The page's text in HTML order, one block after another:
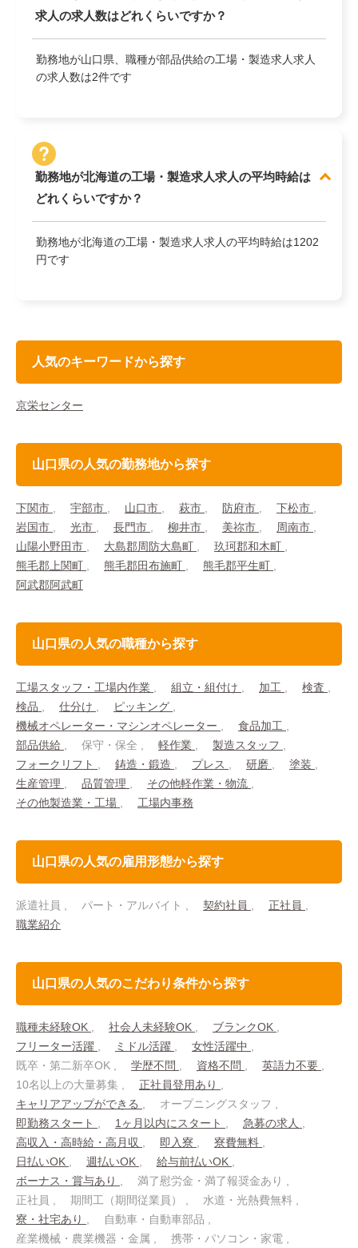
求人の求人数はどれくらいですか？
勤務地が山口県、職種が部品供給の工場・製造求人求人
の求人数は2件です
勤務地が北海道の工場・製造求人求人の平均時給は
どれくらいですか？
勤務地が北海道の工場・製造求人求人の平均時給は1202
円です
人気のキーワードから探す
京栄センター
山口県の人気の勤務地から探す
下関市 宇部市 山口市 萩市 防府市
下松市
岩国市
光市 長門市 柳井市 美祢市
周南市
山陽小野田市
大島郡周防大島町
玖珂郡和木町
熊毛郡上関町
熊毛郡田布施町
熊毛郡平生町
阿武郡阿武町
山口県の人気の職種から探す
工場スタッフ・工場内作業 組立・組付け 加工
検査
検品
仕分け
ピッキング
機械オペレーター・マシンオペレーター
食品加工
部品供給
保守・保全 軽作業
製造スタッフ
フォークリフト
鋳造・鍛造 プレス 研磨
塗装
生産管理
品質管理
その他軽作業・物流
その他製造業・工場
工場内事務
山口県の人気の雇用形態から探す
派遣社員 パート・アルバイト 契約社員
正社員
職業紹介
山口県の人気のこだわり条件から探す
職種未経験OK 社会人未経験OK
ブランクOK
フリーター活躍
ミドル活躍
女性活躍中
既卒・第二新卒OK
学歴不問 資格不問
英語力不要
10名以上の大量募集
正社員登用あり
キャリアアップができる
オープニングスタッフ
即勤務スタート
1ヶ月以内にスタート
急募の求人
高収入・高時給・高月収
即入寮
寮費無料
日払いOK
週払いOK
給与前払いOK
ボーナス・賞与あり
満了慰労金・満了報奨金あり
正社員
期間工（期間従業員）
水道・光熱費無料
寮・社宅あり
自動車・自動車部品
産業機械・農業機器・金属
携帯・パソコン・家電